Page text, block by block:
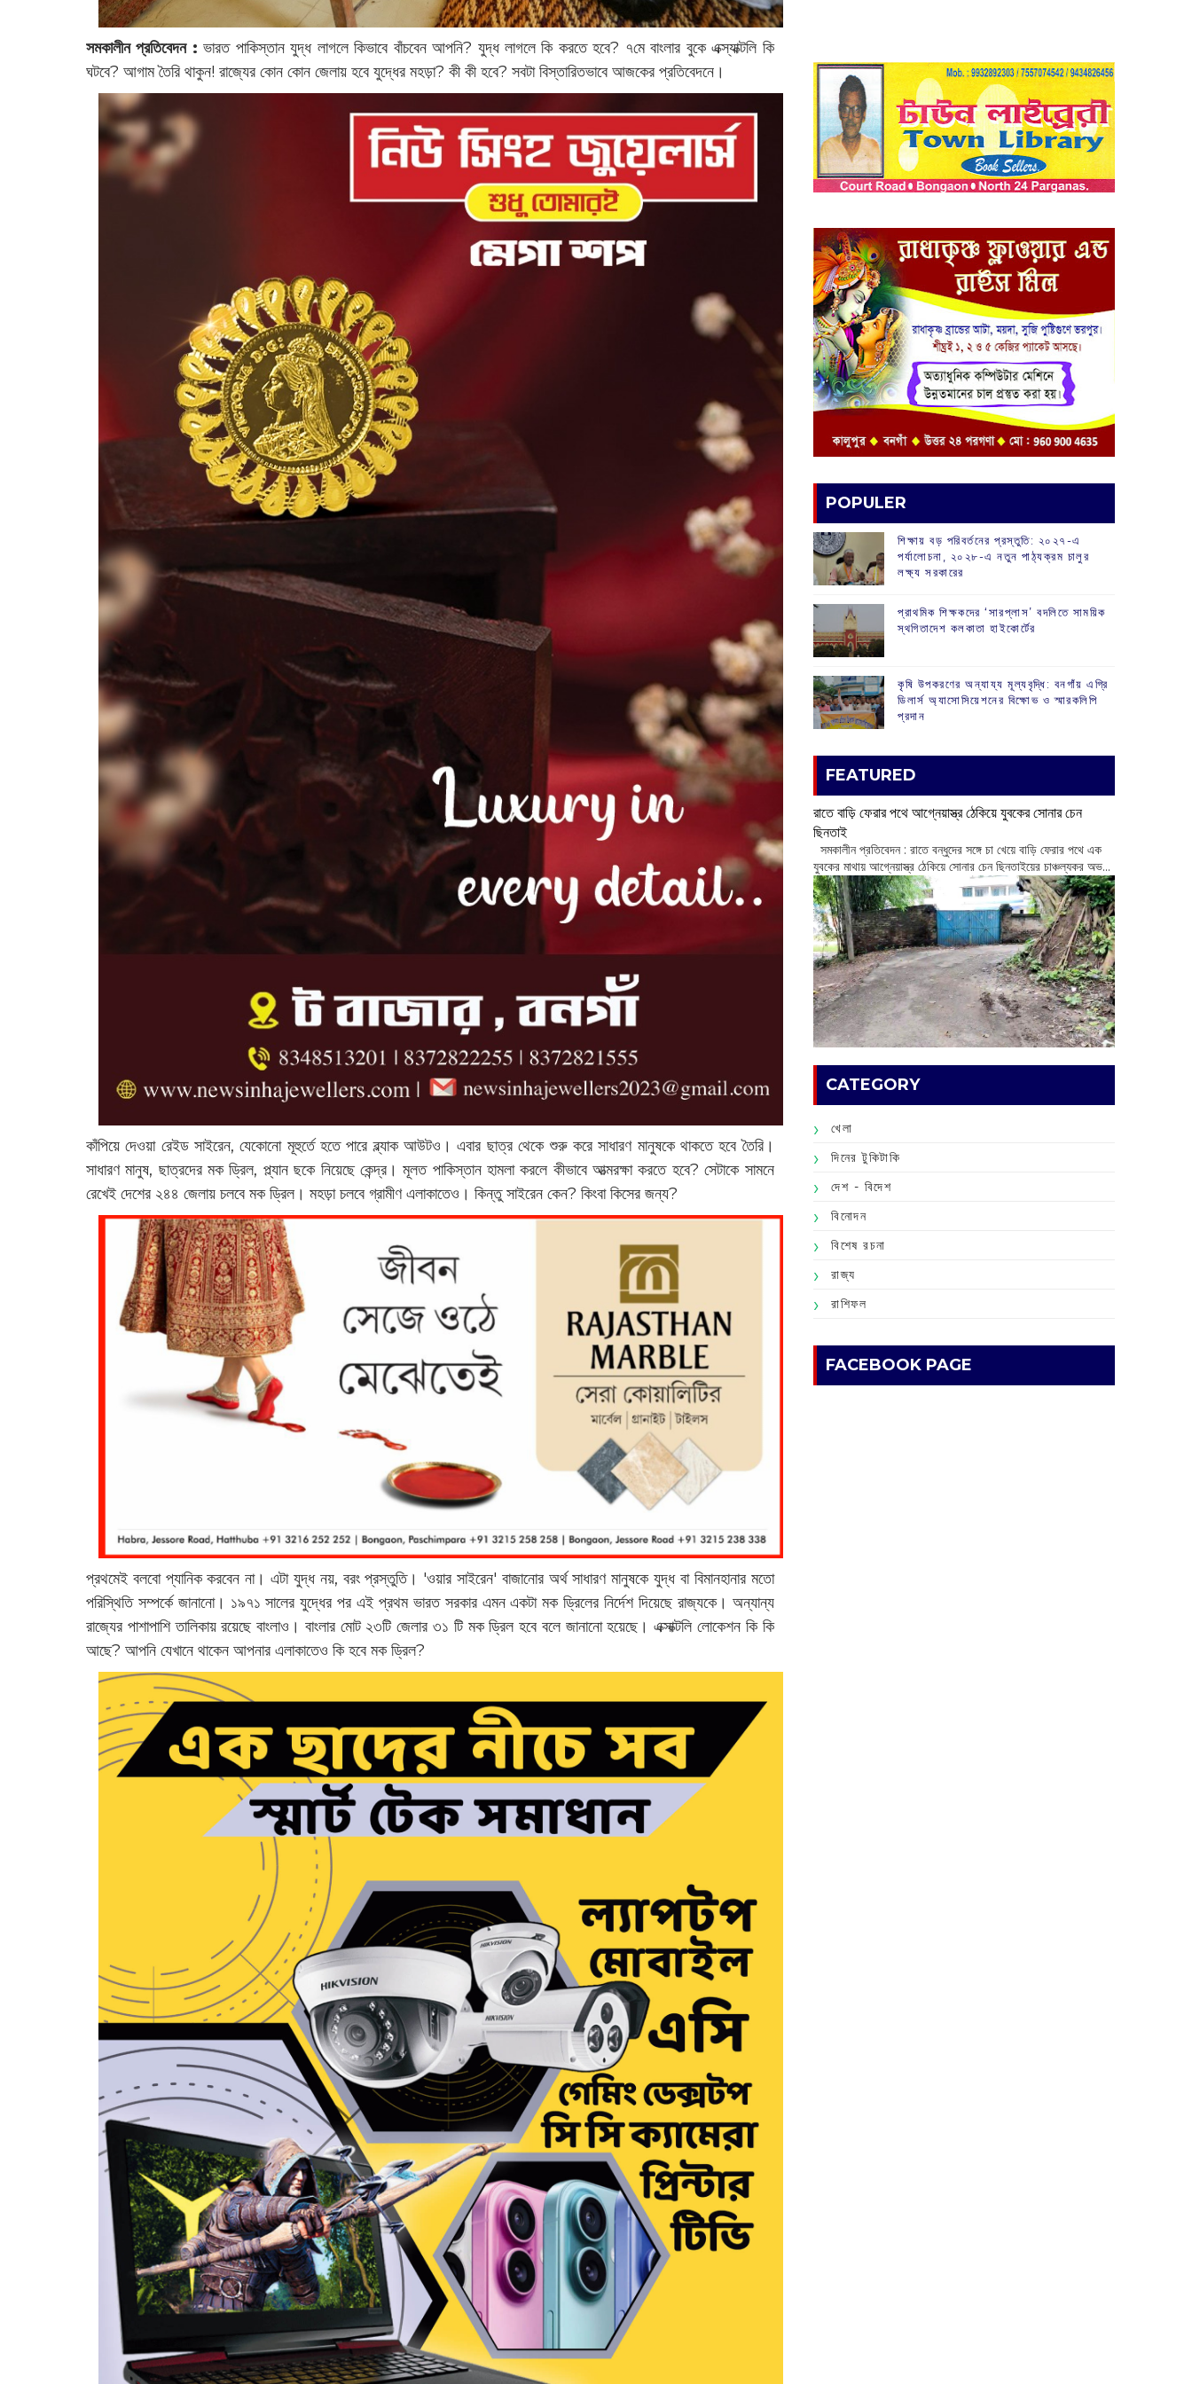
সমকালীন প্রতিবেদন : ‌ভারত পাকিস্তান যুদ্ধ লাগলে কিভাবে বাঁচবেন আপনি? যুদ্ধ লাগলে কি করতে হবে? ৭মে বাংলার বুকে এক্স্যাক্টলি কি
ঘটবে? আগাম তৈরি থাকুন! রাজ্যের কোন কোন জেলায় হবে যুদ্ধের মহড়া? কী কী হবে? সবটা বিস্তারিতভাবে আজকের প্রতিবেদনে।
কাঁপিয়ে দেওয়া রেইড সাইরেন, যেকোনো মূহুর্তে হতে পারে ব্ল্যাক আউটও। এবার ছাত্র থেকে শুরু করে সাধারণ মানুষকে থাকতে হবে তৈরি।
সাধারণ মানুষ, ছাত্রদের মক ড্রিল, প্ল্যান ছকে নিয়েছে কেন্দ্র। মূলত পাকিস্তান হামলা করলে কীভাবে আত্মরক্ষা করতে হবে? সেটাকে সামনে
রেখেই দেশের ২৪৪ জেলায় চলবে মক ড্রিল। মহড়া চলবে গ্রামীণ এলাকাতেও। কিন্তু সাইরেন কেন? কিংবা কিসের জন্য?
প্রথমেই বলবো প্যানিক করবেন না। এটা যুদ্ধ নয়, বরং প্রস্তুতি। 'ওয়ার সাইরেন' বাজানোর অর্থ সাধারণ মানুষকে যুদ্ধ বা বিমানহানার মতো
পরিস্থিতি সম্পর্কে জানানো। ১৯৭১ সালের যুদ্ধের পর এই প্রথম ভারত সরকার এমন একটা মক ড্রিলের নির্দেশ দিয়েছে রাজ্যকে। অন্যান্য
রাজ্যের পাশাপাশি তালিকায় রয়েছে বাংলাও। বাংলার মোট ২৩টি জেলার ৩১ টি মক ড্রিল হবে বলে জানানো হয়েছে। এক্সাক্টলি লোকেশন কি কি
আছে? আপনি যেখানে থাকেন আপনার এলাকাতেও কি হবে মক ড্রিল?
POPULER
শিক্ষায় বড় পরিবর্তনের প্রস্তুতি: ২০২৭-এ
পর্যালোচনা, ২০২৮-এ নতুন পাঠ্যক্রম চালুর
লক্ষ্য সরকারের
প্রাথমিক শিক্ষকদের ‘সারপ্লাস’ বদলিতে সাময়িক
স্থগিতাদেশ কলকাতা হাইকোর্টের
কৃষি উপকরণের অন্যায্য মূল্যবৃদ্ধি: বনগাঁয় এগ্রি
ডিলার্স অ্যাসোসিয়েশনের বিক্ষোভ ও স্মারকলিপি
প্রদান
FEATURED
রাতে বাড়ি ফেরার পথে আগ্নেয়াস্ত্র ঠেকিয়ে যুবকের সোনার চেন
ছিনতাই
সমকালীন প্রতিবেদন : রাতে বন্ধুদের সঙ্গে চা খেয়ে বাড়ি ফেরার পথে এক
যুবকের মাথায় আগ্নেয়াস্ত্র ঠেকিয়ে সোনার চেন ছিনতাইয়ের চাঞ্চল্যকর অভ...
CATEGORY
খেলা
দিনের টুকিটাকি
দেশ - বিদেশ
বিনোদন
বিশেষ রচনা
রাজ্য
রাশিফল
FACEBOOK PAGE